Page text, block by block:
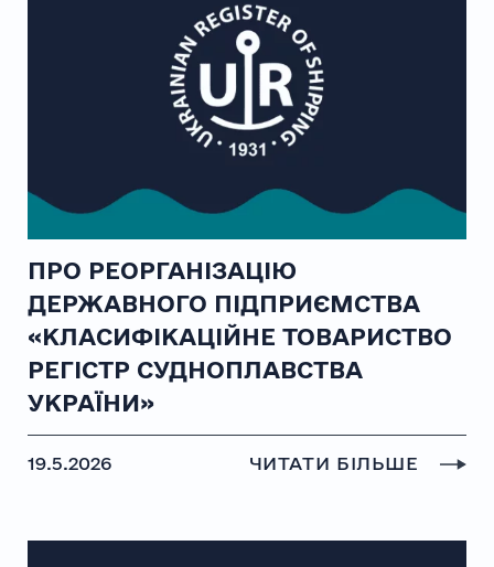
ПРО РЕОРГАНІЗАЦІЮ
ДЕРЖАВНОГО ПІДПРИЄМСТВА
«КЛАСИФІКАЦІЙНЕ ТОВАРИСТВО
РЕГІСТР СУДНОПЛАВСТВА
УКРАЇНИ»
19.5.2026 ЧИТАТИ БІЛЬШЕ